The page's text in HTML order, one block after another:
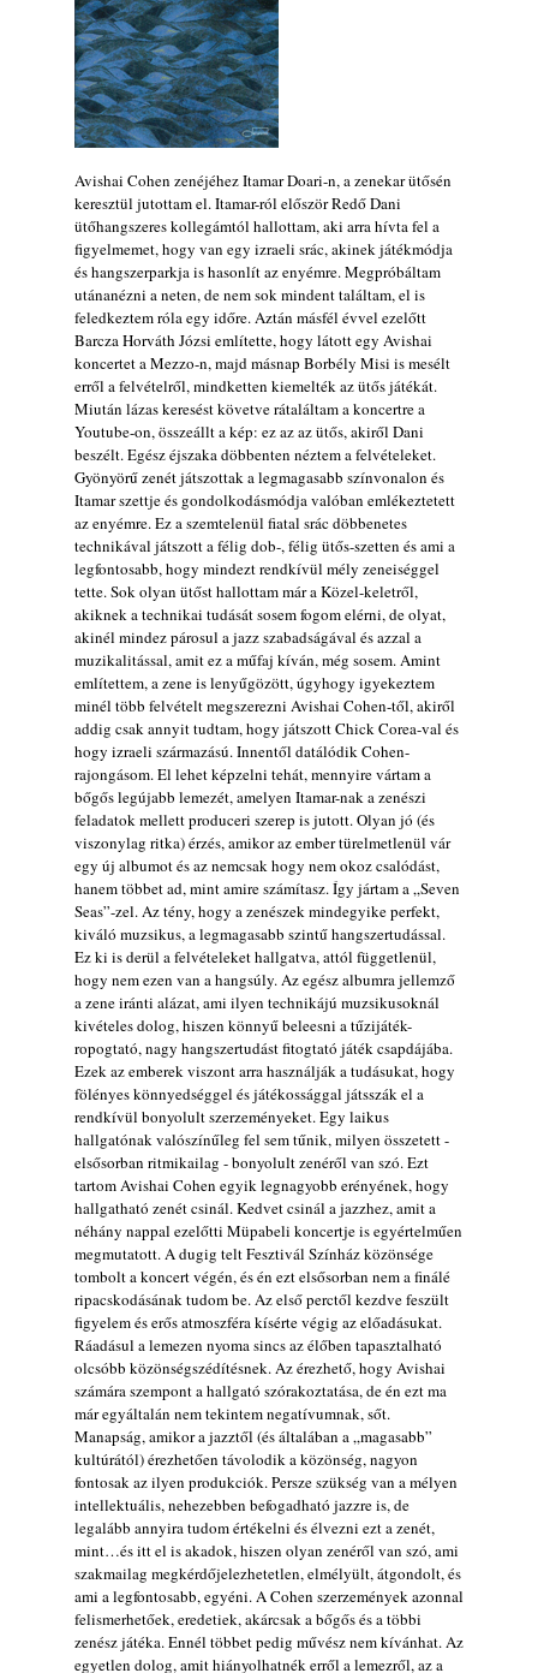
2026. augusztus 07.
Jazz-rock albumok 1985-ből - Issei Noro
„Sweet Sphere”
2026. augusztus 07.
Jazz-rock albumok 1984-ből - John Scofield
„Electric Outlet”
2026. augusztus 06.
X. BOHÉM JAZZFŐVÁROS fesztivál,
Kecskemét, 2026. augusztus 6-9.: 4 nap, 4
színpad, 10 ország zenészei, 40 óra zene és
tánc!
2026. augusztus 05.
Magyar Jazz ABC – 541. rész: Juhász
Márton
2026. augusztus 05.
Jazz-rock albumok 1983-ból - John Scofield
„Out like a Light”
2026. augusztus 05.
Jazz-rock albumok 1982-ből - John Scofield
„Shinola”
2026. augusztus 04.
Kikkel beszéltem 2.0 – 5. rész: D
2026. augusztus 04.
Lemezek a hatvanas-hetvenes évekből - 84.
rész: Irving Ashby – Memoirs
2026. augusztus 04.
10 éve halt meg lapunk főszerkesztő-
helyettese, Csányi Attila
2026. augusztus 04.
45 éve történt… Jazz-rock albumok 1981-
ből - Shakatak „Drivin’ Hard”
2026. augusztus 03.
Jazz a Márványteremben – Mizar (2008.
január 4.)
2026. augusztus 03.
Gondolataim - 2026 (XI. évfolyam - 8. rész)
2026. augusztus 02.
A 21. században meghalt magyar jazz
muzsikusok – 109. rész: (Dr.) Borissza Géza
2026. augusztus 02.
Exkluzív interjú Bóna Lászlóval
2026. augusztus 01.
Ma 40 éves Gyarmati Gábor és 54 éves
Florian Ross
2026. augusztus 01.
Vér, tornádó és jazz – megjelent a Daveform
Quintet és Kurt Rosenwinkel közös
lemezének új előfutára, a Sharknado
2026. július 31.
Magyar jazzmuzsikus szülők és zenész
gyermekeik – 42. rész: Vörös László +
Vörösné Strausz Eszter + Vörös Bence
2026. július 30.
The Next Generation — 11. rész: Horváth
Szabolcs
2026. július 25.
Eged Márton: Old Songs
Avishai Cohen zenéjéhez Itamar Doari-n, a zenekar ütősén
keresztül jutottam el. Itamar-ról először Redő Dani
ütőhangszeres kollegámtól hallottam, aki arra hívta fel a
figyelmemet, hogy van egy izraeli srác, akinek játékmódja
és hangszerparkja is hasonlít az enyémre. Megpróbáltam
utánanézni a neten, de nem sok mindent találtam, el is
feledkeztem róla egy időre. Aztán másfél évvel ezelőtt
Barcza Horváth Józsi említette, hogy látott egy Avishai
koncertet a Mezzo-n, majd másnap Borbély Misi is mesélt
erről a felvételről, mindketten kiemelték az ütős játékát.
Miután lázas keresést követve rátaláltam a koncertre a
Youtube-on, összeállt a kép: ez az az ütős, akiről Dani
beszélt. Egész éjszaka döbbenten néztem a felvételeket.
Gyönyörű zenét játszottak a legmagasabb színvonalon és
Itamar szettje és gondolkodásmódja valóban emlékeztetett
az enyémre. Ez a szemtelenül fiatal srác döbbenetes
technikával játszott a félig dob-, félig ütős-szetten és ami a
legfontosabb, hogy mindezt rendkívül mély zeneiséggel
tette. Sok olyan ütőst hallottam már a Közel-keletről,
akiknek a technikai tudását sosem fogom elérni, de olyat,
akinél mindez párosul a jazz szabadságával és azzal a
muzikalitással, amit ez a műfaj kíván, még sosem. Amint
említettem, a zene is lenyűgözött, úgyhogy igyekeztem
minél több felvételt megszerezni Avishai Cohen-től, akiről
addig csak annyit tudtam, hogy játszott Chick Corea-val és
hogy izraeli származású. Innentől datálódik Cohen-
rajongásom. El lehet képzelni tehát, mennyire vártam a
bőgős legújabb lemezét, amelyen Itamar-nak a zenészi
feladatok mellett produceri szerep is jutott. Olyan jó (és
viszonylag ritka) érzés, amikor az ember türelmetlenül vár
egy új albumot és az nemcsak hogy nem okoz csalódást,
hanem többet ad, mint amire számítasz. Így jártam a „Seven
Seas”-zel. Az tény, hogy a zenészek mindegyike perfekt,
kiváló muzsikus, a legmagasabb szintű hangszertudással.
Ez ki is derül a felvételeket hallgatva, attól függetlenül,
hogy nem ezen van a hangsúly. Az egész albumra jellemző
a zene iránti alázat, ami ilyen technikájú muzsikusoknál
kivételes dolog, hiszen könnyű beleesni a tűzijáték-
ropogtató, nagy hangszertudást fitogtató játék csapdájába.
Ezek az emberek viszont arra használják a tudásukat, hogy
fölényes könnyedséggel és játékossággal játsszák el a
rendkívül bonyolult szerzeményeket. Egy laikus
hallgatónak valószínűleg fel sem tűnik, milyen összetett -
elsősorban ritmikailag - bonyolult zenéről van szó. Ezt
tartom Avishai Cohen egyik legnagyobb erényének, hogy
hallgatható zenét csinál. Kedvet csinál a jazzhez, amit a
néhány nappal ezelőtti Müpabeli koncertje is egyértelműen
megmutatott. A dugig telt Fesztivál Színház közönsége
tombolt a koncert végén, és én ezt elsősorban nem a finálé
ripacskodásának tudom be. Az első perctől kezdve feszült
figyelem és erős atmoszféra kísérte végig az előadásukat.
Ráadásul a lemezen nyoma sincs az élőben tapasztalható
olcsóbb közönségszédítésnek. Az érezhető, hogy Avishai
számára szempont a hallgató szórakoztatása, de én ezt ma
már egyáltalán nem tekintem negatívumnak, sőt.
Manapság, amikor a jazztől (és általában a „magasabb”
kultúrától) érezhetően távolodik a közönség, nagyon
fontosak az ilyen produkciók. Persze szükség van a mélyen
intellektuális, nehezebben befogadható jazzre is, de
legalább annyira tudom értékelni és élvezni ezt a zenét,
mint…és itt el is akadok, hiszen olyan zenéről van szó, ami
szakmailag megkérdőjelezhetetlen, elmélyült, átgondolt, és
ami a legfontosabb, egyéni. A Cohen szerzemények azonnal
felismerhetőek, eredetiek, akárcsak a bőgős és a többi
zenész játéka. Ennél többet pedig művész nem kívánhat. Az
egyetlen dolog, amit hiányolhatnék erről a lemezről, az a